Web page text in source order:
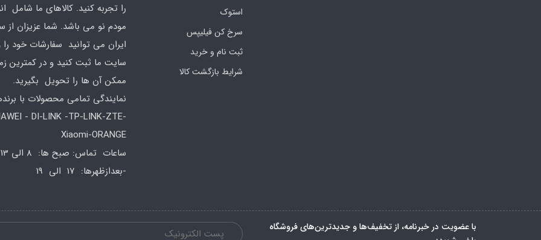
استوک
سرخ کن فیلیپس
ثبت نام و خرید
شرایط بازگشت کالا
را تجربه کنید. کالاهای ما شامل
مودم نو می باشد. شما عزیزان از
ایران می توانید سفارشات خود
سایت ما ثبت کنید و در کمترین
ممکن آن ها را تحویل بگیرید.
نمایندگی تمامی محصولات با
- DI-LINK -TP-LINK-ZTE-
Xiaomi-ORANGE
-بعدازظهرها: 17 الی 19
با عضویت در خبرنامه، از تخفیف‌ها و جدیدترین‌های فروشگاه